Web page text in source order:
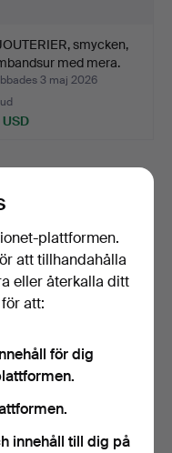
smycken,
med mera.
3 maj 2026
plattformen.
att tillhandahålla
eller återkalla ditt
att:
för dig
innehåll till dig på